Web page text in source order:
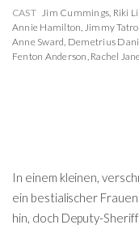
CAST
Jim Cummings Riki
Annie Hamilton Jimmy Tatro
Anne Sward Demetrius
Fenton Anderson Rachel
In einem kleinen,
ein bestialischer
hin, doch Deputy-